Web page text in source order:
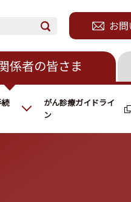
お
係者の皆さま
がん診療ガイドライ
ン